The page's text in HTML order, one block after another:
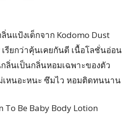
นแป้งเด็กจาก Kodomo Dust
เรียกว่าคุ้นเคยกันดี เนื้อโลชั่นอ่อน
ลิ่นเป็นกลิ่นหอมเฉพาะของตัว
เหนอะหนะ ซึมไว หอมติดทนนาน
To Be Baby Body Lotion